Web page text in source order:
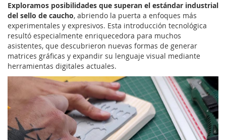
Exploramos posibilidades que superan el estándar industrial
del sello de caucho, abriendo la puerta a enfoques más
experimentales y expresivos. Esta introducción tecnológica
resultó especialmente enriquecedora para muchos
asistentes, que descubrieron nuevas formas de generar
matrices gráficas y expandir su lenguaje visual mediante
herramientas digitales actuales.